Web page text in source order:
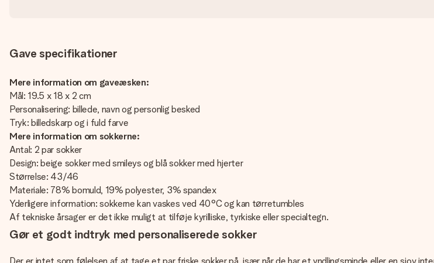
Gave specifikationer
Mere information om gaveæsken:
Mål: 19.5 x 18 x 2 cm
Personalisering: billede, navn og personlig besked
Tryk: billedskarp og i fuld farve
Mere information om sokkerne:
Antal: 2 par sokker
Design: beige sokker med smileys og blå sokker med hjerter
Størrelse: 43/46
Materiale: 78% bomuld, 19% polyester, 3% spandex
Yderligere information: sokkerne kan vaskes ved 40°C og kan tørretumbles
Af tekniske årsager er det ikke muligt at tilføje kyrilliske, tyrkiske eller specialtegn.
Gør et godt indtryk med personaliserede sokker